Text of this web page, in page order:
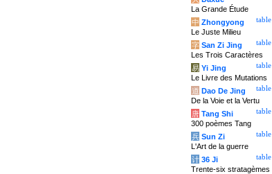
La Grande Étude
table
中 Zhongyong
Le Juste Milieu
table
字 San Zi Jing
Les Trois Caractères
table
易 Yi Jing
Le Livre des Mutations
table
道 Dao De Jing
De la Voie et la Vertu
table
唐 Tang Shi
300 poèmes Tang
table
兵 Sun Zi
L'Art de la guerre
table
计 36 Ji
Trente-six stratagèmes